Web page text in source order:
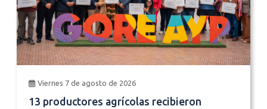
Viernes 7 de agosto de 2026
13 productores agrícolas recibieron